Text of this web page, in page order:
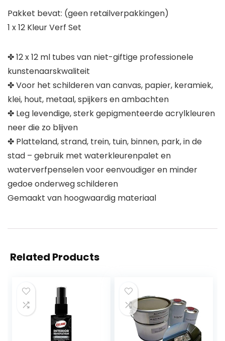
Pakket bevat: (geen retailverpakkingen)
1 x 12 Kleur Verf Set
✤ 12 x 12 ml tubes van niet-giftige professionele
kunstenaarskwaliteit
✤ Voor het schilderen van canvas, papier, keramiek,
klei, hout, metaal, spijkers en ambachten
✤ Leg levendige, sterk gepigmenteerde acrylkleuren
neer die zo blijven
✤ Platteland, strand, trein, tuin, binnen, park, in de
stad – gebruik met waterkleurenpalet en
waterverfpenselen voor eenvoudiger en minder
gedoe onderweg schilderen
Gemaakt van hoogwaardig materiaal
Related Products